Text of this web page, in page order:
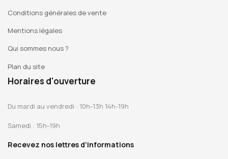
Conditions générales de vente
Mentions légales
Qui sommes nous ?
Plan du site
Horaires d'ouverture
Du mardi au vendredi : 10h-13h 14h-19h
Samedi : 15h-19h
Recevez nos lettres d’informations